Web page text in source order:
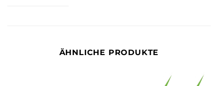
ÄHNLICHE PRODUKTE